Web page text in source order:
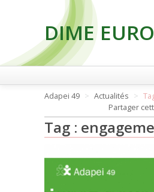
DIME
Adapei 49 Actualités
Partager
Tag :